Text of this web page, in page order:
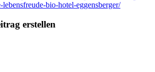
bio-hotel-eggensberger/
erstellen